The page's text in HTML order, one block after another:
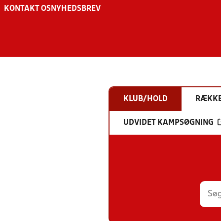
KONTAKT OS NYHEDSBREV
KLUB/HOLD
UDVIDET KAMPSØGNING